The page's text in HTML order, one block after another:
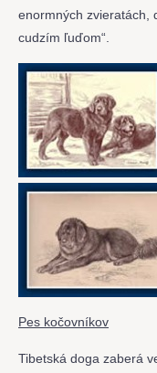
enormných zvieratách,
cudzím ľuďom“.
Pes kočovníkov
Tibetská doga zaberá